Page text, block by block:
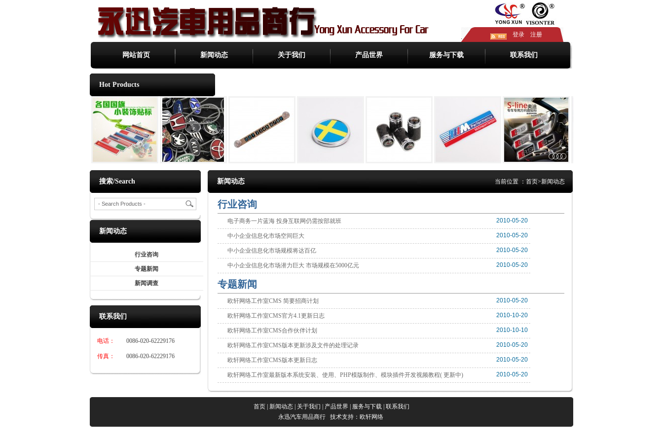
登录 注册
网站首页 新闻动态 关于我们 产品世界 服务与下载 联系我们
Hot Products
搜索/Search
新闻动态
行业咨询
专题新闻
新闻调查
联系我们
电话： 0086-020-62229176
传真： 0086-020-62229176
新闻动态 当前位置 ： 首页>新闻动态
行业咨询
电子商务一片蓝海 投身互联网仍需按部就班 2010-05-20
中小企业信息化市场空间巨大 2010-05-20
中小企业信息化市场规模将达百亿 2010-05-20
中小企业信息化市场潜力巨大 市场规模在5000亿元 2010-05-20
专题新闻
欧轩网络工作室CMS 简要招商计划 2010-05-20
欧轩网络工作室CMS官方4.1更新日志 2010-10-20
欧轩网络工作室CMS合作伙伴计划 2010-10-10
欧轩网络工作室CMS版本更新涉及文件的处理记录 2010-05-20
欧轩网络工作室CMS版本更新日志 2010-05-20
欧轩网络工作室最新版本系统安装、使用、PHP模版制作、模块插件开发视频教程( 更新中) 2010-05-20
首页 新闻动态 关于我们 产品世界 服务与下载 联系我们
永迅汽车用品商行 技术支持： 欧轩网络